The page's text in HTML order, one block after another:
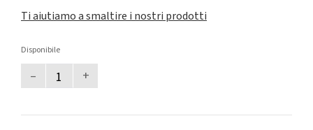
Ti aiutiamo a smaltire i nostri prodotti
Disponibile
– +